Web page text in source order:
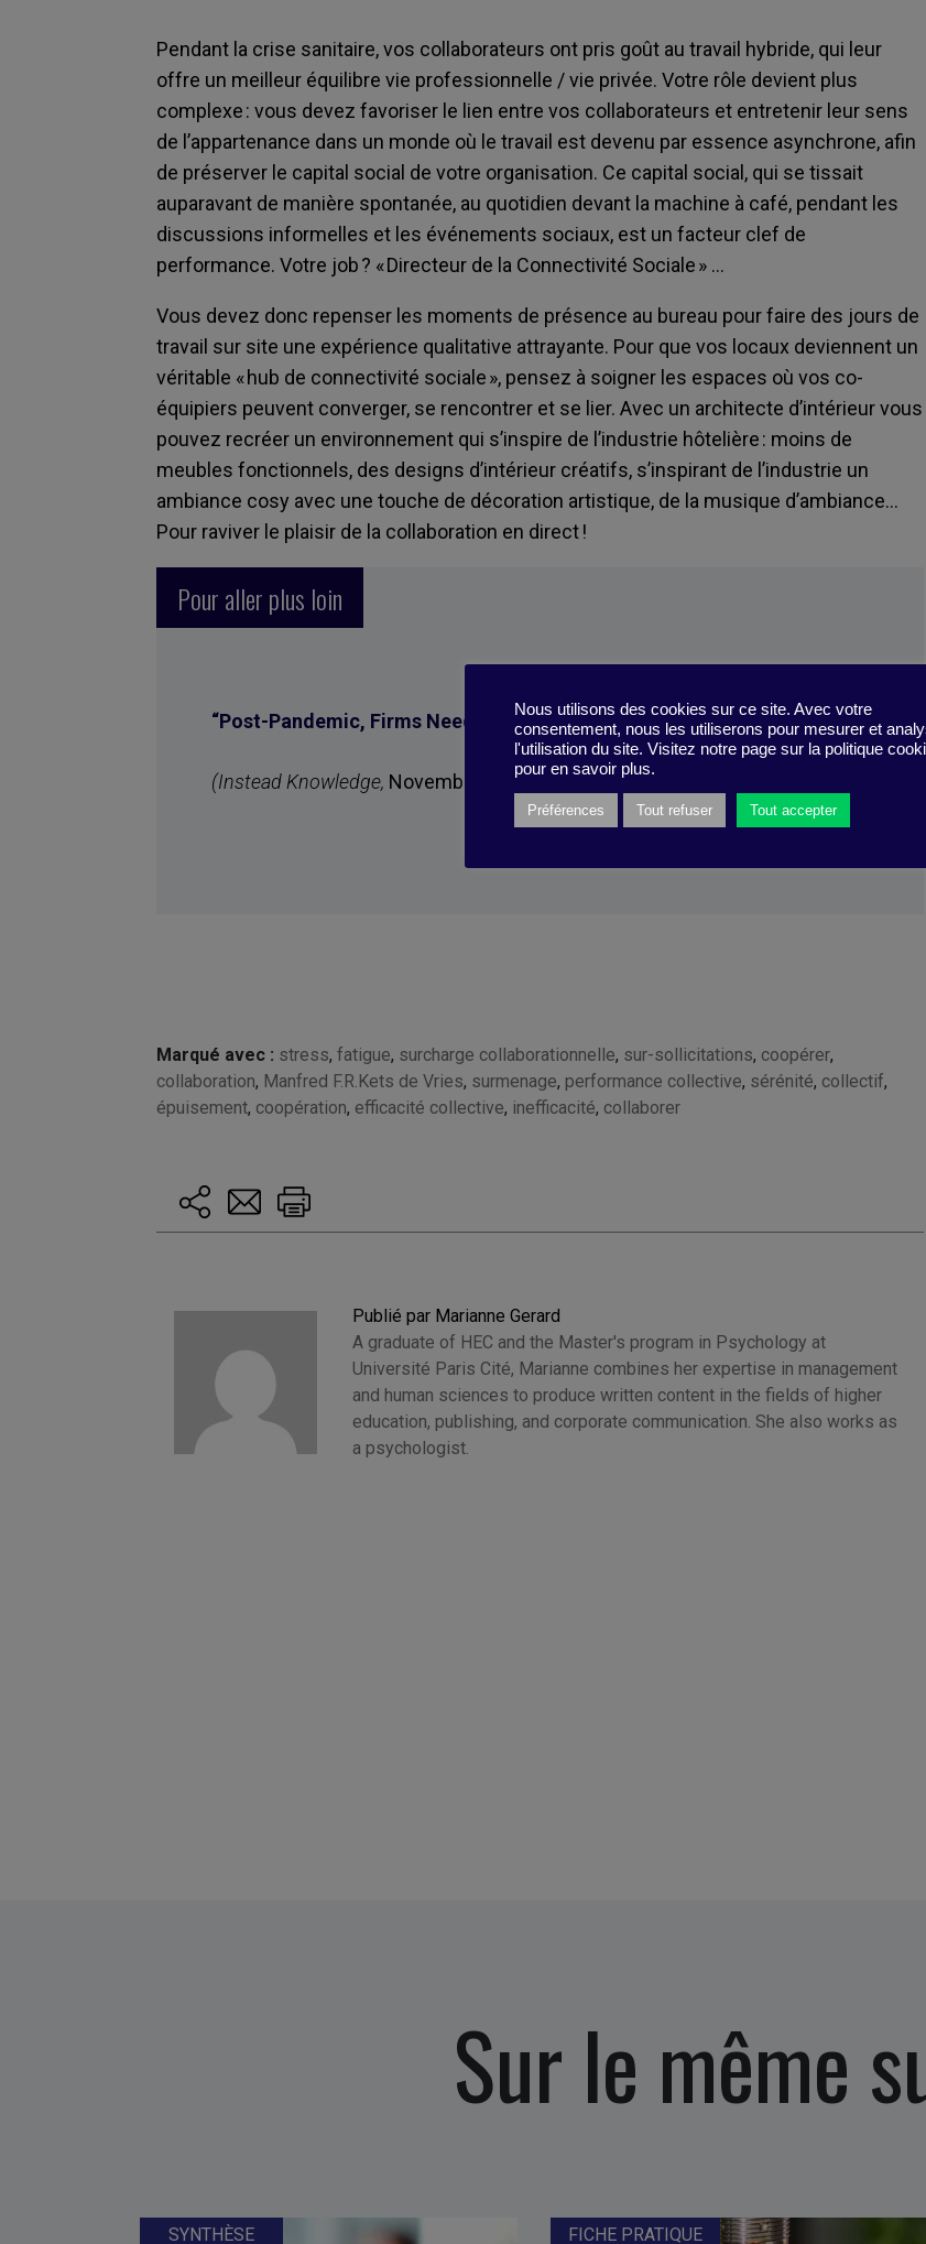
Pendant la crise sanitaire, vos collaborateurs ont pris goût au travail hybride, qui leur
offre un meilleur équilibre vie professionnelle / vie privée. Votre rôle devient plus
complexe : vous devez favoriser le lien entre vos collaborateurs et entretenir leur sens
de l’appartenance dans un monde où le travail est devenu par essence asynchrone, afin
de préserver le capital social de votre organisation. Ce capital social, qui se tissait
auparavant de manière spontanée, au quotidien devant la machine à café, pendant les
discussions informelles et les événements sociaux, est un facteur clef de
performance. Votre job ? « Directeur de la Connectivité Sociale » …
Vous devez donc repenser les moments de présence au bureau pour faire des jours de
travail sur site une expérience qualitative attrayante. Pour que vos locaux deviennent un
véritable « hub de connectivité sociale », pensez à soigner les espaces où vos co-
équipiers peuvent converger, se rencontrer et se lier. Avec un architecte d’intérieur vous
pouvez recréer un environnement qui s’inspire de l’industrie hôtelière : moins de
meubles fonctionnels, des designs d’intérieur créatifs, s’inspirant de l’industrie un
ambiance cosy avec une touche de décoration artistique, de la musique d’ambiance…
Pour raviver le plaisir de la collaboration en direct !
Pour aller plus loin
“Post-Pandemic, Firms Need Chief Social Connectivity Officers”
(Instead Knowledge, Novembre 2021).
Marqué avec : stress, fatigue, surcharge collaborationnelle, sur-sollicitations, coopérer,
collaboration, Manfred F.R.Kets de Vries, surmenage, performance collective, sérénité, collectif,
épuisement, coopération, efficacité collective, inefficacité, collaborer
Publié par Marianne Gerard
A graduate of HEC and the Master's program in Psychology at
Université Paris Cité, Marianne combines her expertise in management
and human sciences to produce written content in the fields of higher
education, publishing, and corporate communication. She also works as
a psychologist.
Sur le même
SYNTHÈSE FICHE PRATIQUE
Nous utilisons des cookies sur ce site. Avec votre
consentement, nous les utiliserons pour mesurer et
l'utilisation du site. Visitez notre page sur la politique
pour en savoir plus.
Préférences Tout refuser Tout accepter